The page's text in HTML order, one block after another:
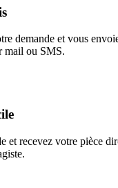
demande et vous
mail ou SMS.
et recevez votre pièce